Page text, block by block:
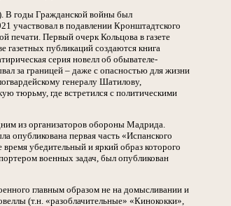
В годы Гражданской войны был
участвовал в подавлении Кронштадтского
печати. Первый очерк Кольцова в газете
публикаций создаются книга
серия новелл об обывателе-
за границей – даже с опасностью для жизни
генералу Шатилову,
тюрьму, где встретился с политическими
из организаторов обороны Мадрида.
опубликована первая часть «Испанского
убедительный и яркий образ которого
военных задач, был опубликован
главным образом не на домысливании и
(т.н. «разоблачительные» «Кинококки»,